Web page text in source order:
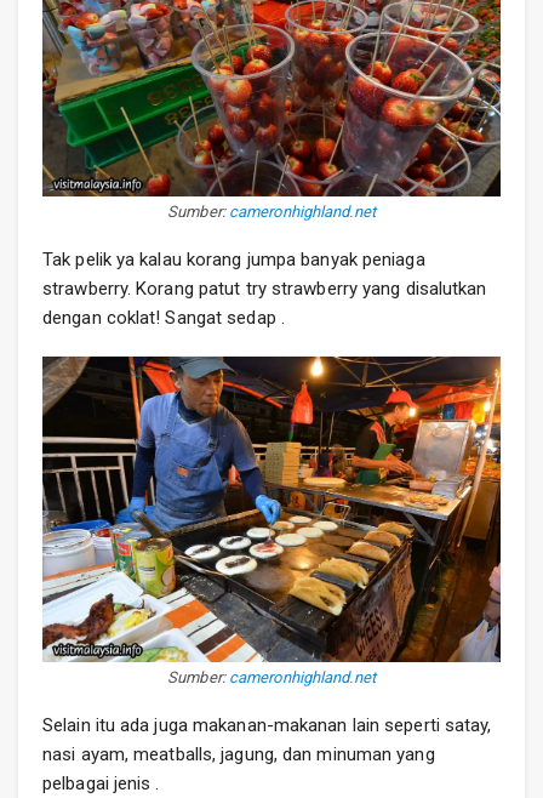
Sumber: cameronhighland.net
Tak pelik ya kalau korang jumpa banyak peniaga
strawberry. Korang patut try strawberry yang disalutkan
dengan coklat! Sangat sedap .
Sumber: cameronhighland.net
Selain itu ada juga makanan-makanan lain seperti satay,
nasi ayam, meatballs, jagung, dan minuman yang
pelbagai jenis .